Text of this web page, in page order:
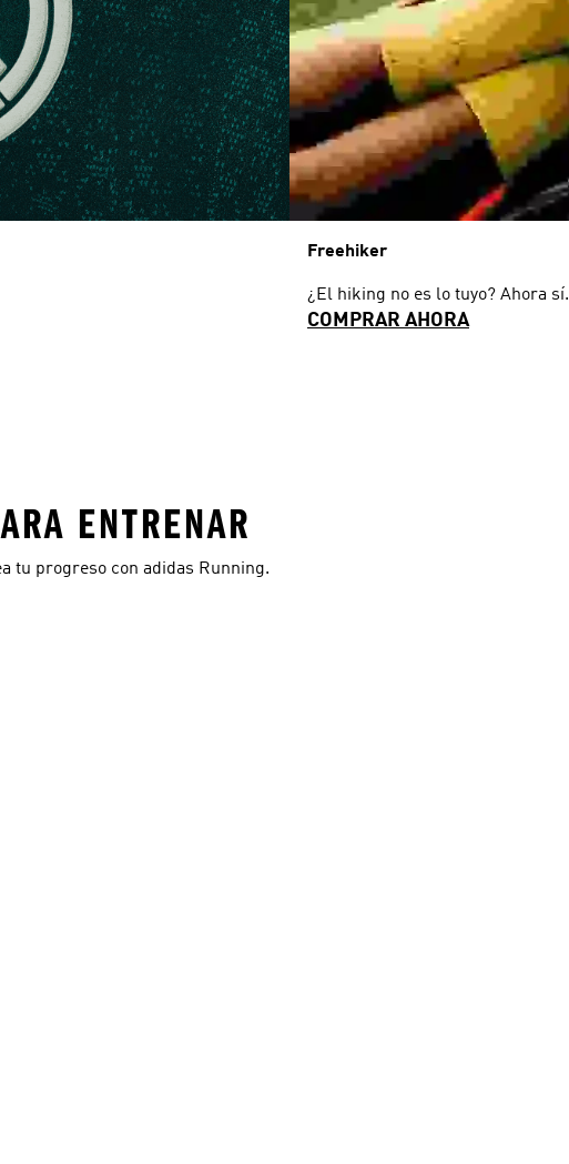
Freehiker
¿El hiking no es lo tuyo? Ahora sí.
COMPRAR AHORA
ENTRENAR
tu progreso con adidas Running.